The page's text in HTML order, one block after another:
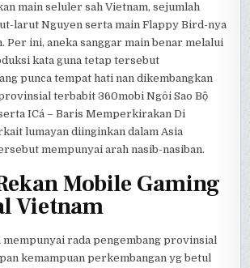
main seluler sah Vietnam, sejumlah
larut Nguyen serta main Flappy Bird-nya
Per ini, aneka sanggar main benar melalui
kata guna tetap tersebut
punca tempat hati nan dikembangkan
terbabit 360mobi Ngôi Sao Bộ
ICá – Baris Memperkirakan Di
lumayan diinginkan dalam Asia
mempunyai arah nasib-nasiban.
Mobile Gaming
Vietnam
mempunyai rada pengembang provinsial
kemampuan perkembangan yg betul